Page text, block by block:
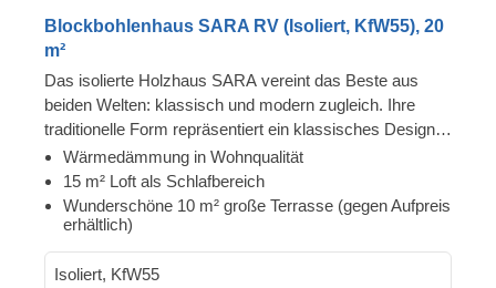
Blockbohlenhaus SARA RV (Isoliert, KfW55), 20
m²
Das isolierte Holzhaus SARA vereint das Beste aus
beiden Welten: klassisch und modern zugleich. Ihre
traditionelle Form repräsentiert ein klassisches Design,
während die großen Fenster, die das Haus umgeben
und die schöne Fassadenverkleidung dem gesamten
Gebäude ein modernes Flair verleihen. Das von außen
kompakt wirkende Holzhaus SARA ist ein wahres
Schmuckstück, wenn Sie auf der Suche nach einer
Single-Wohnung oder einer Bleibe für ein Paar sind. Es
Wärmedämmung in Wohnqualität
15 m² Loft als Schlafbereich
Wunderschöne 10 m² große Terrasse (gegen Aufpreis
erhältlich)
Isoliert, KfW55